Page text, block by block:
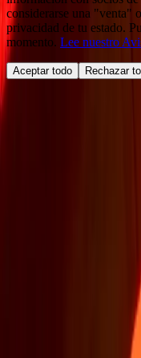
considerarse una "venta"
privacidad de tu estado.
momento. Lee nuestro
Aceptar todo Rechazar